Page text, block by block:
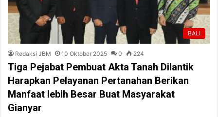
BALI
Redaksi JBM 10 Oktober 2025 0 224
Tiga Pejabat Pembuat Akta Tanah Dilantik
Harapkan Pelayanan Pertanahan Berikan
Manfaat lebih Besar Buat Masyarakat
Gianyar